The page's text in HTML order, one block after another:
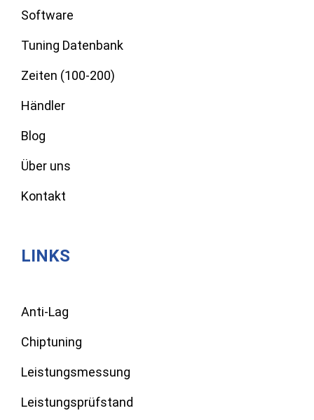
Software
Tuning Datenbank
Zeiten (100-200)
Händler
Blog
Über uns
Kontakt
LINKS
Anti-Lag
Chiptuning
Leistungsmessung
Leistungsprüfstand